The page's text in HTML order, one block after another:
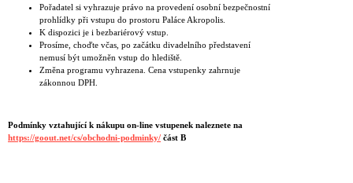
Pořadatel si vyhrazuje právo na provedení osobní bezpečnostní
prohlídky při vstupu do prostoru Paláce Akropolis.
K dispozici je i bezbariérový vstup.
Prosíme, choďte včas, po začátku divadelního představení
nemusí být umožněn vstup do hlediště.
Změna programu vyhrazena. Cena vstupenky zahrnuje
zákonnou DPH.
Podmínky vztahující k nákupu on-line vstupenek naleznete na
https://goout.net/cs/obchodni-podminky/ část B